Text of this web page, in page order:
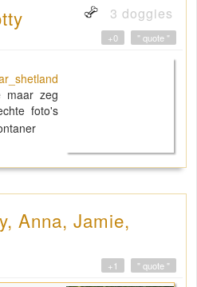
3 doggies
" quote "
+0
maar zeg
foto's
Anna, Jamie,
" quote "
+1